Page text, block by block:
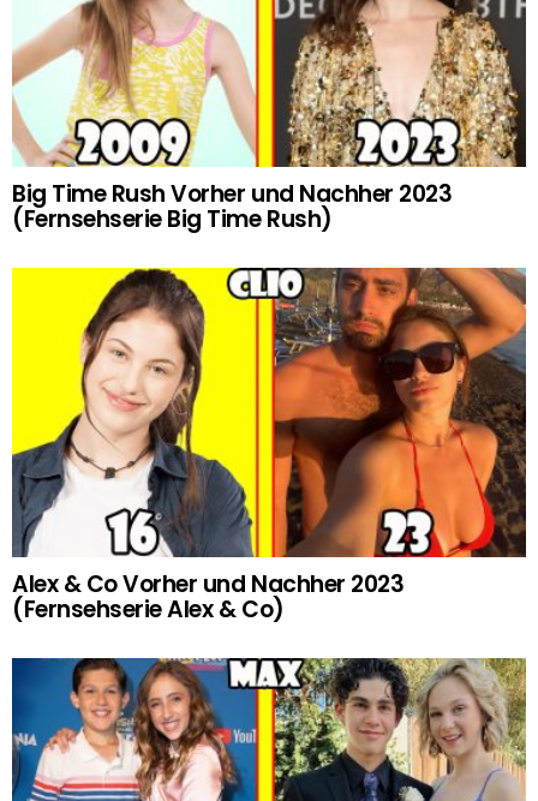
Big Time Rush Vorher und Nachher 2023
(Fernsehserie Big Time Rush)
Alex & Co Vorher und Nachher 2023
(Fernsehserie Alex & Co)